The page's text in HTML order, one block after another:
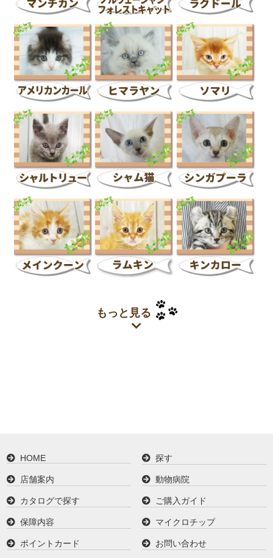
もっと見る
HOME 探す
店舗案内 動物病院
カタログで探す ご購入ガイド
保障内容 マイクロチップ
ポイントカード お問い合わせ